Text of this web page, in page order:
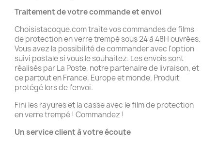
Traitement de votre commande etenvoi
Choisistacoque.com traite vos commandes de films
de protection en verre trempé sous 24 à 48H ouvrées.
Vous avez la possibilité de commander avec l'option
suivi postale si vous le souhaitez. Les envois sont
réalisés par La Poste, notre partenaire de livraison, et
ce partout en France, Europe et monde. Produit
protégé lors de l'envoi.
Fini les rayures et la casse avec le film de protection
en verre trempé ! Commandez !
Un service client à votre écoute